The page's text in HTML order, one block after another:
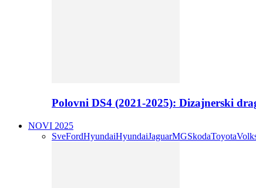
Polovni DS4 (2021-2025): Dizajnerski
NOVI 2025
SveFordHyundaiHyundaiJaguarMGSkodaToyota